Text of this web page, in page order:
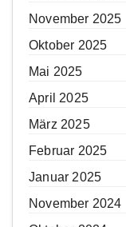
November 2025
Oktober 2025
Mai 2025
April 2025
März 2025
Februar 2025
Januar 2025
November 2024